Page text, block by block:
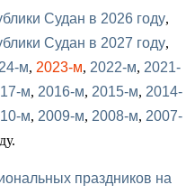
Судан в 2026 году,
Судан в 2027 году,
м, 2023-м, 2022-м, 2021-
м, 2016-м, 2015-м, 2014-
м, 2009-м, 2008-м, 2007-
праздников на